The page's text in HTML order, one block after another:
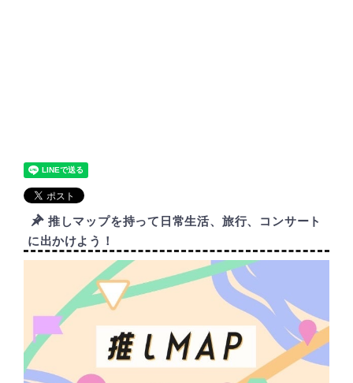
推しマップを持って日常生活、旅行、コンサート
に出かけよう！